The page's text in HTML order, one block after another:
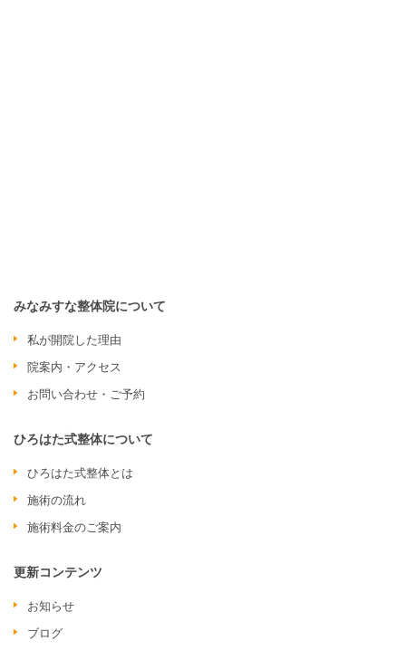
みなみすな整体院について
私が開院した理由
院案内・アクセス
お問い合わせ・ご予約
ひろはた式整体について
ひろはた式整体とは
施術の流れ
施術料金のご案内
更新コンテンツ
お知らせ
ブログ